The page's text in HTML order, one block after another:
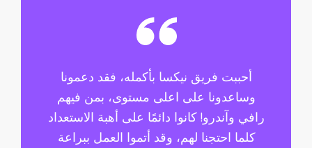
أحببت فريق نيكسا بأكمله، فقد دعمونا
وساعدونا على اعلى مستوى، بمن فيهم
رافي وآندرو! كانوا دائمًا على أهبة الاستعداد
كلما احتجنا لهم، وقد أتموا العمل ببراعة